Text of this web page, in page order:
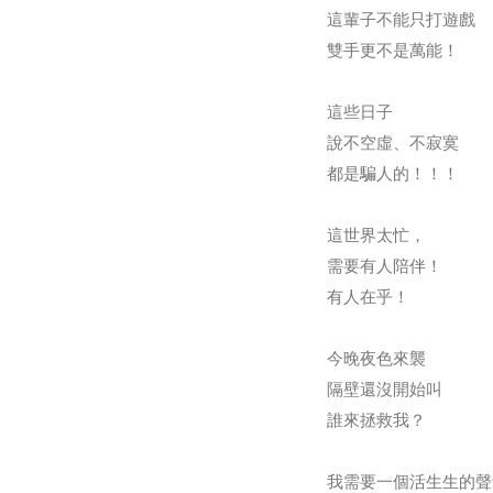
這輩子不能只打遊戲
雙手更不是萬能！
這些日子
說不空虛、不寂寞
都是騙人的！！！
這世界太忙，
需要有人陪伴！
有人在乎！
今晚夜色來襲
隔壁還沒開始叫
誰來拯救我？
我需要一個活生生的